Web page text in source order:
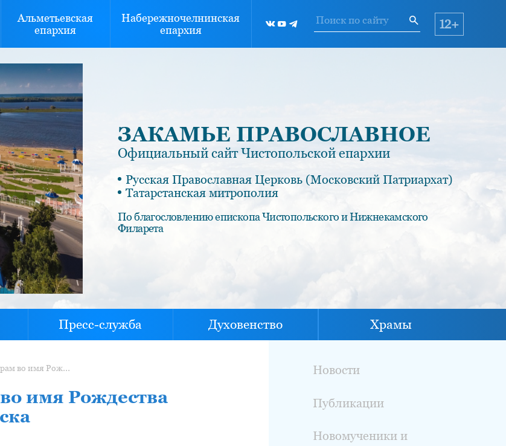
Альметьевская
епархия
Набережночелнинская
епархия
12+
ЗАКАМЬЕ ПРАВОСЛАВНОЕ
Официальный сайт Чистопольской епархии
Русская Православная Церковь (Московский Патриархат)
Татарстанская митрополия
По благословлению епископа Чистопольского и Нижнекамского
Филарета
Пресс-служба Духовенство Храмы
Школьники посетили храм во имя Рождества Христова города Нижнекамска
имя Рождества
Новости
Публикации
Новомученики и